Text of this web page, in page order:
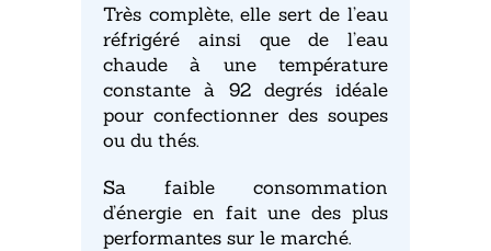
Très complète, elle sert de l’eau
réfrigéré ainsi que de l’eau
chaude à une température
constante à 92 degrés idéale
pour confectionner des soupes
ou du thés.
Sa faible consommation
d’énergie en fait une des plus
performantes sur le marché.